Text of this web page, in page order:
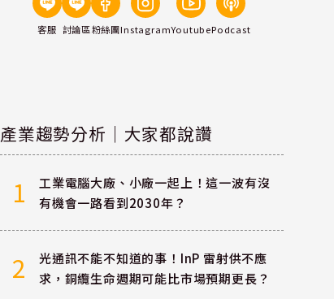
客服 討論區粉絲團InstagramYoutubePodcast
產業趨勢分析｜大家都說讚
1
工業電腦大廠、小廠一起上！這一波有沒
有機會一路看到2030年？
2
光通訊不能不知道的事！InP 雷射供不應
求，銅纜生命週期可能比市場預期更長？